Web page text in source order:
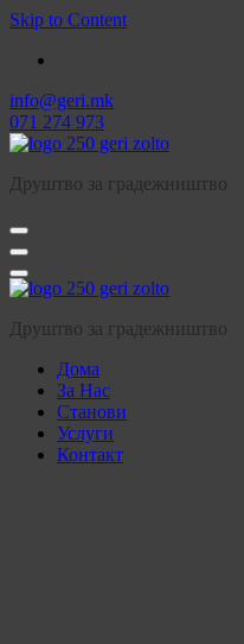
Skip to Content
info@geri.mk
071 274 973
Друштво за градежништво
Друштво за градежништво
Дома
За Нас
Станови
Услуги
Контакт